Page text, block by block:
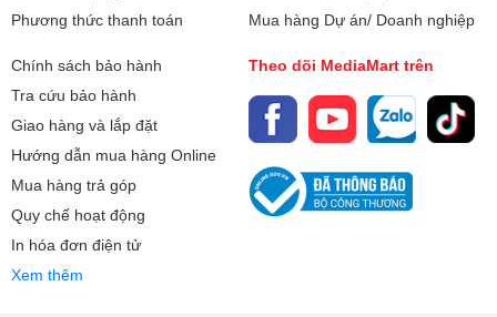
Phương thức thanh toán
Mua hàng Dự án/ Doanh nghiệp
Chính sách bảo hành
Tra cứu bảo hành
Giao hàng và lắp đặt
Hướng dẫn mua hàng Online
Mua hàng trả góp
Quy chế hoạt động
In hóa đơn điện tử
Xem thêm
Theo dõi MediaMart trên